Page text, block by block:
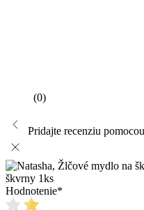
(0)
Pridajte recenziu
škvrny 1ks
Hodnotenie*